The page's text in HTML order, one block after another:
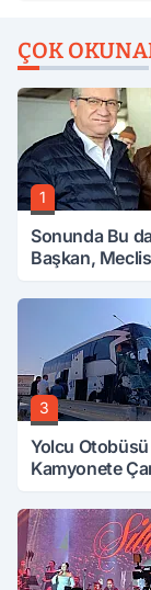
ÇOK
1
Sonunda Bu
Başkan,
Attırdı
3
Yolcu Otobüsü
Kamyonete